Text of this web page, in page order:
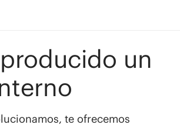
un
te ofrecemos